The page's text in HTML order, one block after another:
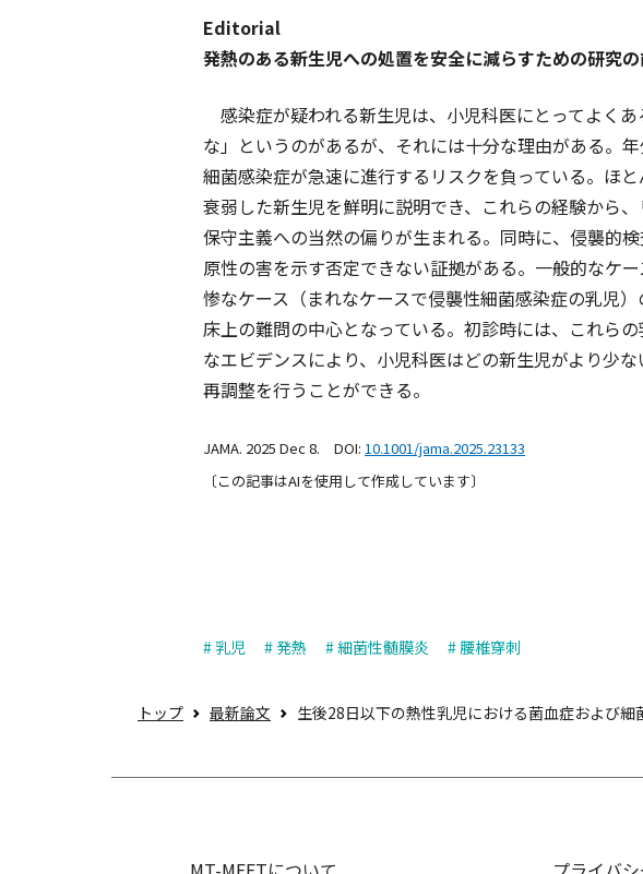
Editorial
発熱のある新生児への処置を安全に減らすための研究
感染症が疑われる新生児は、小児科医にとってよく
な」というのがあるが、それには十分な理由がある。
細菌感染症が急速に進行するリスクを負っている。ほ
衰弱した新生児を鮮明に説明でき、これらの経験から
保守主義への当然の偏りが生まれる。同時に、侵襲的
原性の害を示す否定できない証拠がある。一般的なケ
惨なケース（まれなケースで侵襲性細菌感染症の乳児
床上の難問の中心となっている。初診時には、これら
なエビデンスにより、小児科医はどの新生児がより少
再調整を行うことができる。
JAMA. 2025 Dec 8. DOI: 10.1001/jama.2025.23133
〔この記事はAIを使用して作成しています〕
# 乳児 # 発熱 # 細菌性髄膜炎 # 腰椎穿刺
トップ 最新論文 生後28日以下の熱性乳児における菌血症および細